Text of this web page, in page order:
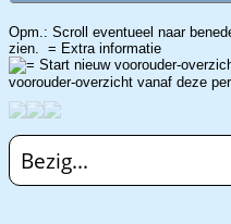
Opm.: Scroll eventueel naar
zien.
= Extra informatie
voorouder-overzicht vanaf deze
Bezig...